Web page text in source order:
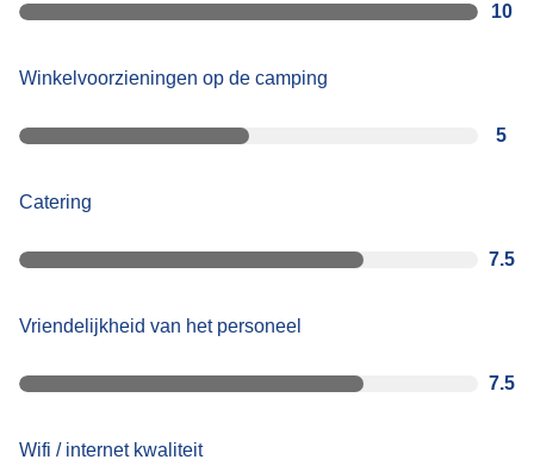
10
Winkelvoorzieningen op de camping
5
Catering
7.5
Vriendelijkheid van het personeel
7.5
Wifi / internet kwaliteit